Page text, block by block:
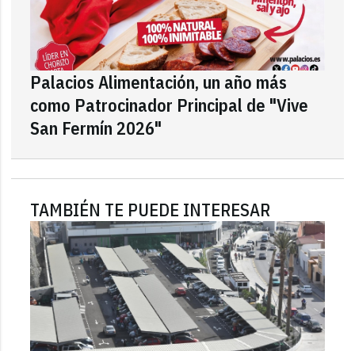
Palacios Alimentación, un año más
como Patrocinador Principal de "Vive
San Fermín 2026"
TAMBIÉN TE PUEDE INTERESAR